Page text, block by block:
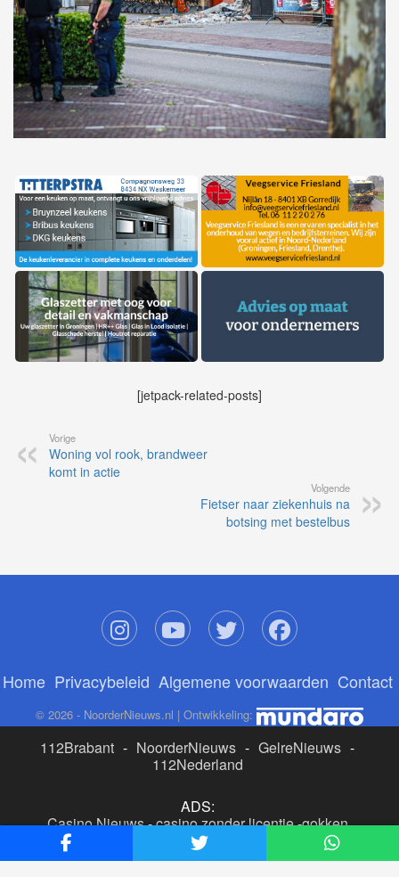
[jetpack-related-posts]
Vorige
Woning vol rook, brandweer
komt in actie
Volgende
Fietser naar ziekenhuis na
botsing met bestelbus
Home Privacybeleid Algemene voorwaarden Contact
© 2026 - NoorderNieuws.nl | Ontwikkeling:
112Brabant - NoorderNieuws - GelreNieuws -
112Nederland
ADS:
Casino Nieuws-casino zonder licentie-gokken
buitenlandse site
beste online casino nederland